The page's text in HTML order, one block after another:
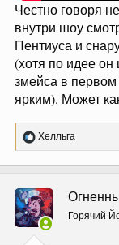
Честно говоря
внутри шоу
Пентиуса и
(хотя по идее
змейса в первом
ярким). Может
Р
е
ц
и
и
:
Хелльга
Горячий